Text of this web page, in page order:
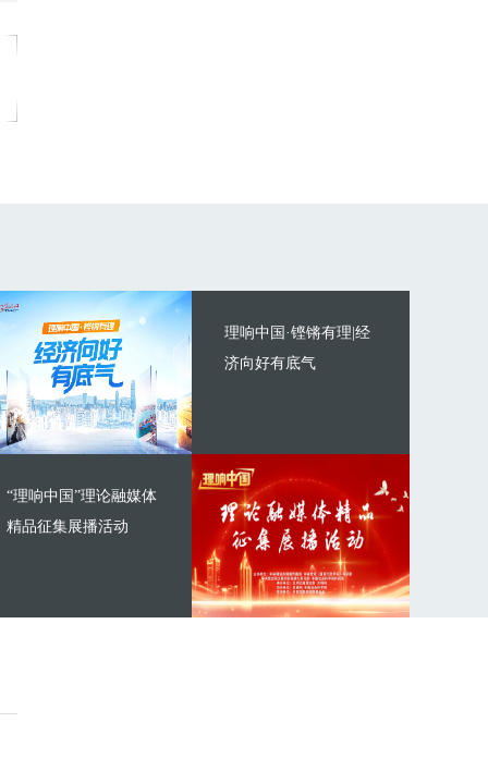
理响中国·铿锵有理|经
济向好有底气
“理响中国”理论融媒体
精品征集展播活动